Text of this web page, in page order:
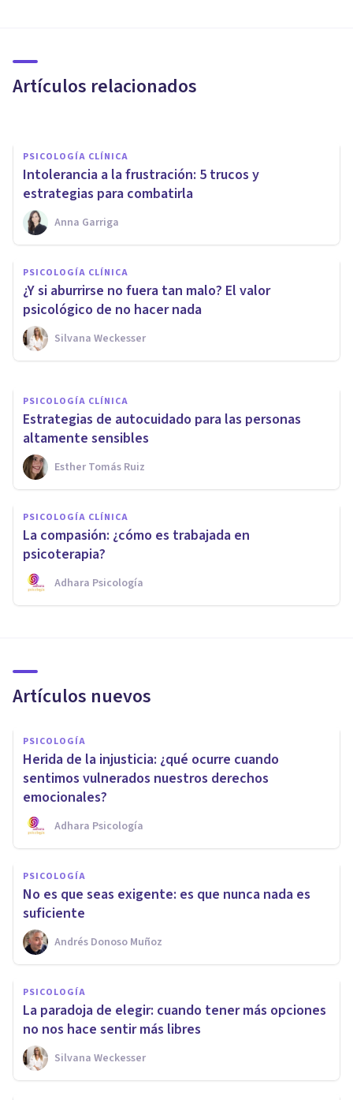
Artículos relacionados
emoción humana inevitable
PSICOLOGÍA CLÍNICA
​Intolerancia a la frustración: 5 trucos y
estrategias para combatirla
Anna Garriga
PSICOLOGÍA CLÍNICA
¿Y si aburrirse no fuera tan malo? El valor
psicológico de no hacer nada
Silvana Weckesser
7 formas de gestionar los
Ataques de Ira
Ester Fernández
PSICOLOGÍA CLÍNICA
Estrategias de autocuidado para las personas
altamente sensibles
Esther Tomás Ruiz
PSICOLOGÍA CLÍNICA
La compasión: ¿cómo es trabajada en
psicoterapia?
Adhara Psicología
Artículos nuevos
PSICOLOGÍA
Herida de la injusticia: ¿qué ocurre cuando
sentimos vulnerados nuestros derechos
emocionales?
Adhara Psicología
PSICOLOGÍA
No es que seas exigente: es que nunca nada es
suficiente
Andrés Donoso Muñoz
PSICOLOGÍA
La paradoja de elegir: cuando tener más opciones
no nos hace sentir más libres
Silvana Weckesser